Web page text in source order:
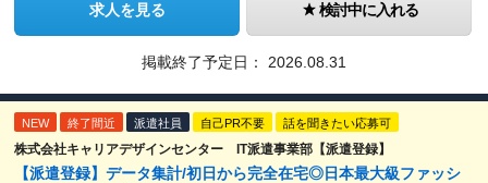
求人を見る 検討中に入れる
掲載終了予定日： 2026.08.31
NEW 終了間近 派遣社員 自己PR不要 話を聞きたい応募可
株式会社キャリアデザインセンター IT派遣事業部【派遣登録】
【派遣登録】データ集計/初日から完全在宅◎日本最大級ファッシ